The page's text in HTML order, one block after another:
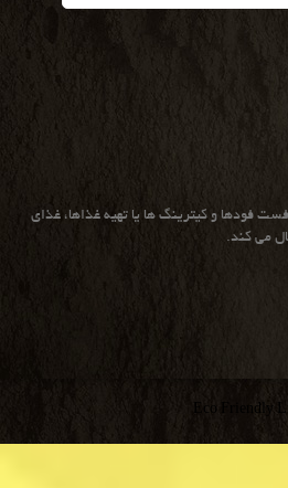
فودها و كیترینگ ها یا تهیه غذاها، غذای
می كند.
Eco Friendly